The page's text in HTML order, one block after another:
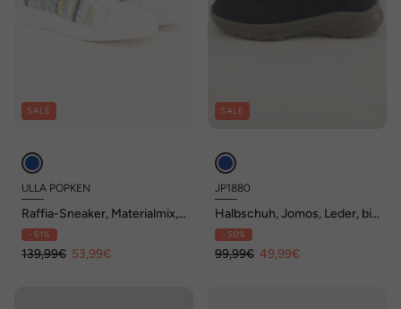
SALE
ULLA POPKEN
Raffia-Sneaker, Materialmix,
Wechselfußbett, Weite H
- 61%
139,99€ 53,99€
SALE
JP1880
Halbschuh, Jomos, Leder, bis
Gr. 51
- 50%
99,99€ 49,99€